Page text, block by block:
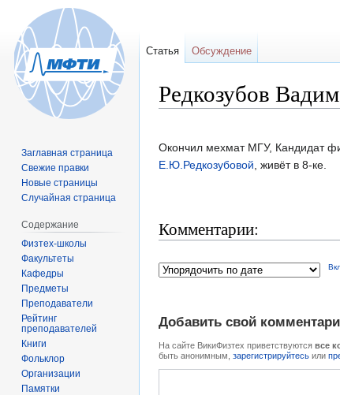
Редкозубов
Перейти
к
Перейти
к
Окончил мехмат МГУ, Кандидат
Е.Ю.Редкозубовой, живёт в 8-ке.
Комментарии:
Добавить свой
На сайте ВикиФизтех приветствуются все
быть анонимным, зарегистрируйтесь или
Статья Обсуждение
Заглавная страница
Свежие правки
Новые страницы
Случайная страница
Содержание
Физтех-школы
Факультеты
Кафедры
Предметы
Преподаватели
Рейтинг
преподавателей
Книги
Фольклор
Организации
Памятки